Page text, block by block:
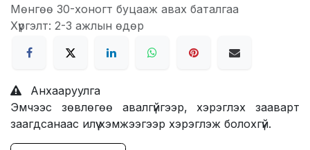
Мөнгөө 30-хоногт буцааж авах баталгаа
Хүргэлт: 2-3 ажлын өдөр
Анхааруулга
Эмчээс зөвлөгөө авалгүйгээр, хэрэглэх зааварт
заагдсанаас илүү хэмжээгээр хэрэглэж болохгүй.